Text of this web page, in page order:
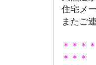
住宅メ
またご
＊＊＊
＊＊＊